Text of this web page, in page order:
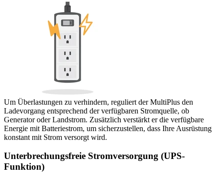
Um Überlastungen zu verhindern, reguliert der MultiPlus den
Ladevorgang entsprechend der verfügbaren Stromquelle, ob
Generator oder Landstrom. Zusätzlich verstärkt er die verfügbare
Energie mit Batteriestrom, um sicherzustellen, dass Ihre Ausrüstung
konstant mit Strom versorgt wird.
Unterbrechungsfreie Stromversorgung (UPS-
Funktion)